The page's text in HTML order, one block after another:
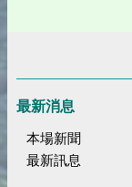
最新消息
本場新聞
最新訊息